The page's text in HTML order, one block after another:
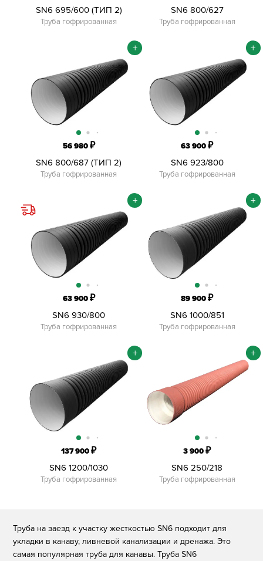
SN6 695/600 (ТИП 2)
Труба гофрированная
SN6 800/627
Труба гофрированная
56 980₽
SN6 800/687 (ТИП 2)
Труба гофрированная
+
63 900₽
SN6 923/800
Труба гофрированная
+
63 900₽
SN6 930/800
Труба гофрированная
+
89 900₽
SN6 1000/851
Труба гофрированная
+
137 900₽
SN6 1200/1030
Труба гофрированная
+
3 900₽
SN6 250/218
Труба гофрированная
+
Труба на заезд к участку жесткостью SN6 подходит для
укладки в канаву, ливневой канализации и дренажа. Это
самая популярная труба для канавы. Труба SN6